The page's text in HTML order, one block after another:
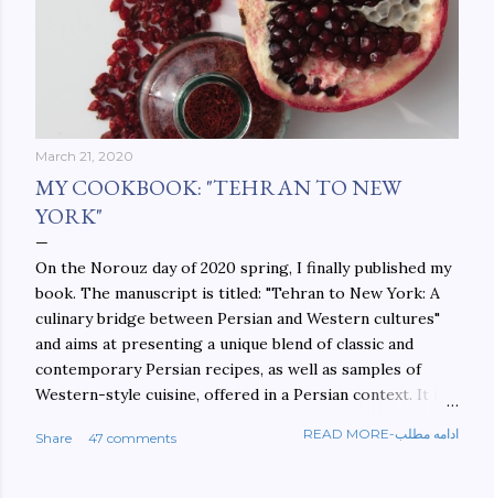
March 21, 2020
MY COOKBOOK: "TEHRAN TO NEW
YORK"
On the Norouz day of 2020 spring, I finally published my
book. The manuscript is titled: "Tehran to New York: A
culinary bridge between Persian and Western cultures"
and aims at presenting a unique blend of classic and
contemporary Persian recipes, as well as samples of
Western-style cuisine, offered in a Persian context. It is
walls. This book aims at constructing a bridge between
Share 47 comments READ MORE-ادامه مطلب